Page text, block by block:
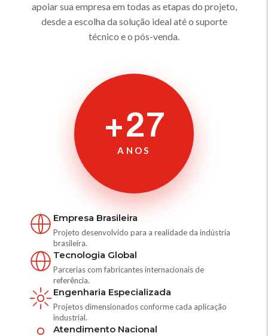
apoiar sua empresa em todas as etapas do projeto,
desde a escolha da solução ideal até o suporte
técnico e o pós-venda.
Empresa Brasileira
Projeto desenvolvido para a realidade da indústria
brasileira.
Tecnologia Global
Parcerias com fabricantes internacionais de
referência.
Engenharia Especializada
Projetos dimensionados conforme cada aplicação
industrial.
Atendimento Nacional
+27
ANOS